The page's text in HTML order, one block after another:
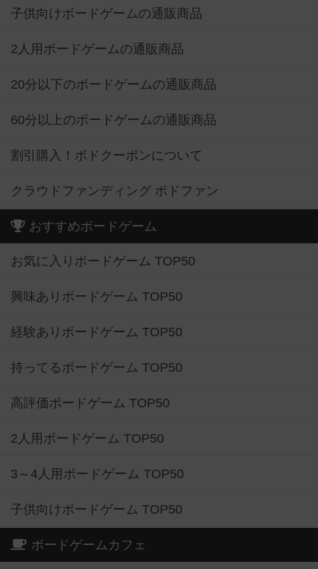
子供向けボードゲームの通販商品
2人用ボードゲームの通販商品
20分以下のボードゲームの通販商品
60分以上のボードゲームの通販商品
割引購入！ボドクーポンについて
クラウドファンディング ボドファン
おすすめボードゲーム
お気に入りボードゲーム TOP50
興味ありボードゲーム TOP50
経験ありボードゲーム TOP50
持ってるボードゲーム TOP50
高評価ボードゲーム TOP50
2人用ボードゲーム TOP50
3～4人用ボードゲーム TOP50
子供向けボードゲーム TOP50
ボードゲームカフェ